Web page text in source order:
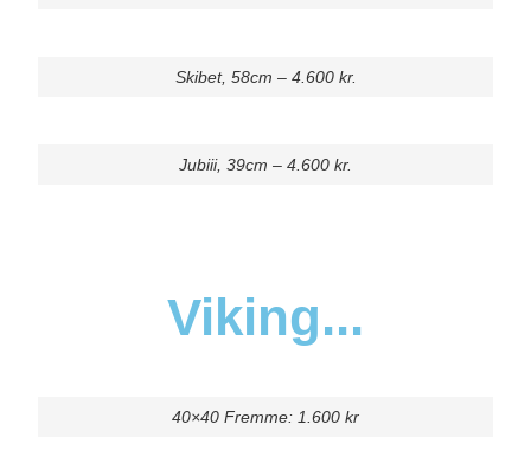
Skibet, 58cm – 4.600 kr.
Jubiii, 39cm – 4.600 kr.
Viking...
40×40 Fremme: 1.600 kr